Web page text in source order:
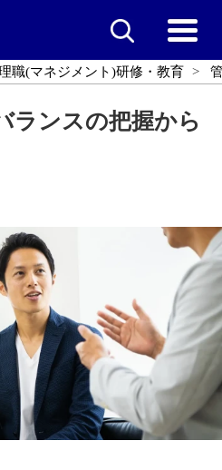
職(マネジメント)研修・教育
ランスの把握から